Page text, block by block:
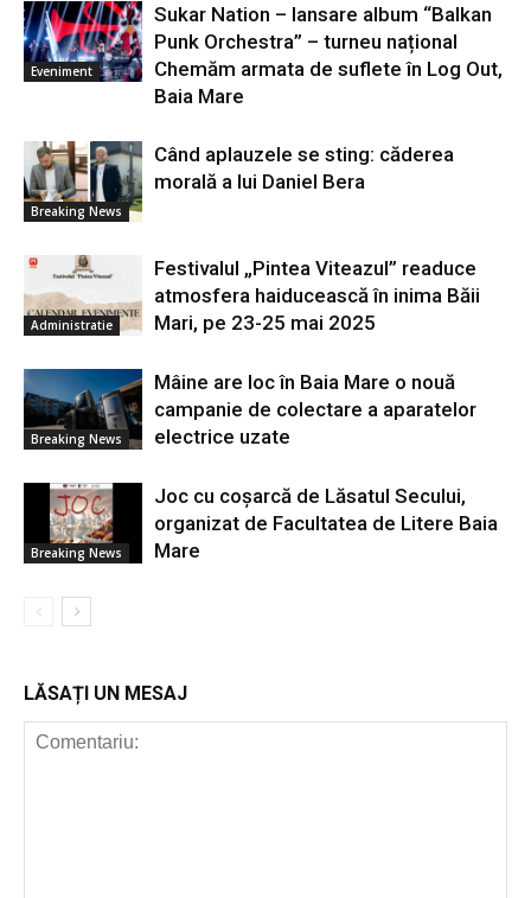
Eveniment
Sukar Nation – lansare album “Balkan
Punk Orchestra” – turneu național
Chemăm armata de suflete în Log Out,
Baia Mare
Breaking News
Când aplauzele se sting: căderea
morală a lui Daniel Bera
Administratie
Festivalul „Pintea Viteazul” readuce
atmosfera haiducească în inima Băii
Mari, pe 23-25 mai 2025
Breaking News
Mâine are loc în Baia Mare o nouă
campanie de colectare a aparatelor
electrice uzate
Breaking News
Joc cu coșarcă de Lăsatul Secului,
organizat de Facultatea de Litere Baia
Mare
LĂSAȚI UN MESAJ